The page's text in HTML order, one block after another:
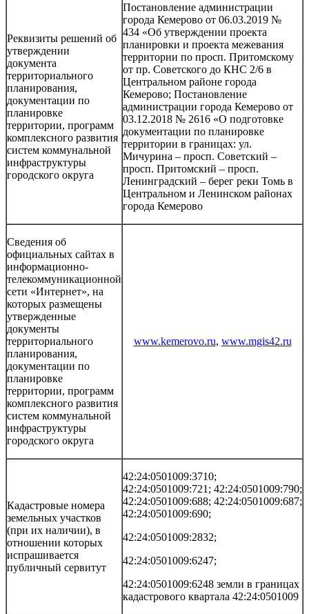
Реквизиты решений об
утверждении
документа
территориального
планирования,
документации по
планировке
территории, программ
комплексного развития
систем коммунальной
инфраструктуры
городского округа
Постановление администрации
города Кемерово от 06.03.2019 №
434 «Об утверждении проекта
планировки и проекта межевания
территории по просп. Притомскому
от пр. Советского до КНС 2/6 в
Центральном районе города
Кемерово; Постановление
администрации города Кемерово от
03.12.2018 № 2616 «О подготовке
документации по планировке
территории в границах: ул.
Мичурина – просп. Советский –
просп. Притомский – просп.
Ленинградский – берег реки Томь в
Центральном и Ленинском районах
города Кемерово
Сведения об
официальных сайтах в
информационно-
телекоммуникационной
сети «Интернет», на
которых размещены
утвержденные
документы
территориального
планирования,
документации по
планировке
территории, программ
комплексного развития
систем коммунальной
инфраструктуры
городского округа
www.kemerovo.ru, www.mgis42.ru
Кадастровые номера
земельных участков
(при их наличии), в
отношении которых
испрашивается
публичный сервитут
42:24:0501009:3710;
42:24:0501009:721; 42:24:0501009:790;
42:24:0501009:688; 42:24:0501009:687;
42:24:0501009:690;
42:24:0501009:2832;
42:24:0501009:6247;
42:24:0501009:6248 земли в границах
кадастрового квартала 42:24:0501009